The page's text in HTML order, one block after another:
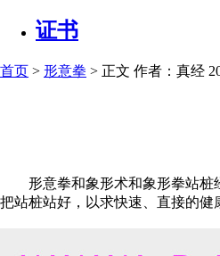
证书
首页 > 形意拳 > 正文 作者：真经
形意拳和象形术和象形拳站桩经
把站桩站好，以求快速、直接的健